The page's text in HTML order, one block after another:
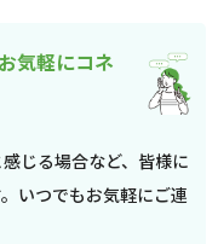
気軽にコネ
じる場合など、皆様に
いつでもお気軽にご連